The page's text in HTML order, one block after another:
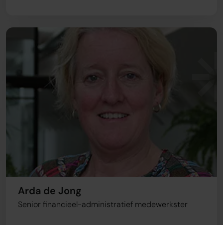
Arda de Jong
Senior financieel-administratief medewerkster